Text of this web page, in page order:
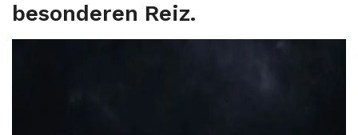
besonderen Reiz.